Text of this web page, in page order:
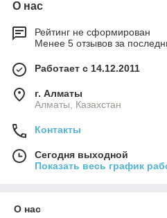
О нас
Рейтинг не сформирован
Менее 5 отзывов за
Работает с 14.12.2011
г. Алматы
Алматы, Казахстан
Контакты
Сегодня выходной
Показать весь график
О нас